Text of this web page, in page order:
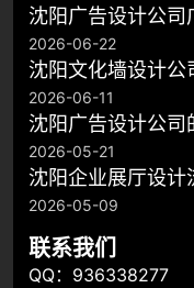
沈阳广告设计公
2026-06-22
沈阳文化墙设计公
2026-06-11
沈阳广告设计公司
2026-05-21
沈阳企业展厅设计
2026-05-09
联系我们
QQ：936338277